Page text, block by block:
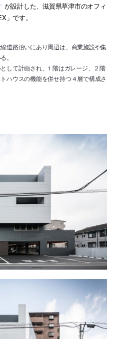
が設計した、滋賀県草津市のオフィ
」です。
道路沿いにあり周辺は、商業施設や集
。
して計画され、1 階はガレージ、２階
ハウスの機能を併せ持つ４層で構成さ